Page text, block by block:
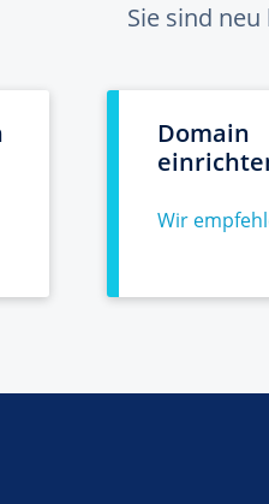
Sie sind
Domain
Wir